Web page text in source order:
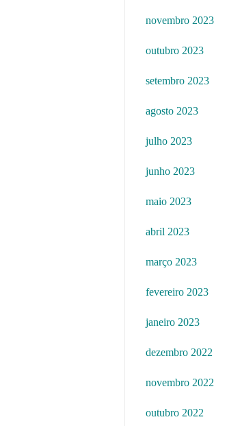
novembro 2023
outubro 2023
setembro 2023
agosto 2023
julho 2023
junho 2023
maio 2023
abril 2023
março 2023
fevereiro 2023
janeiro 2023
dezembro 2022
novembro 2022
outubro 2022